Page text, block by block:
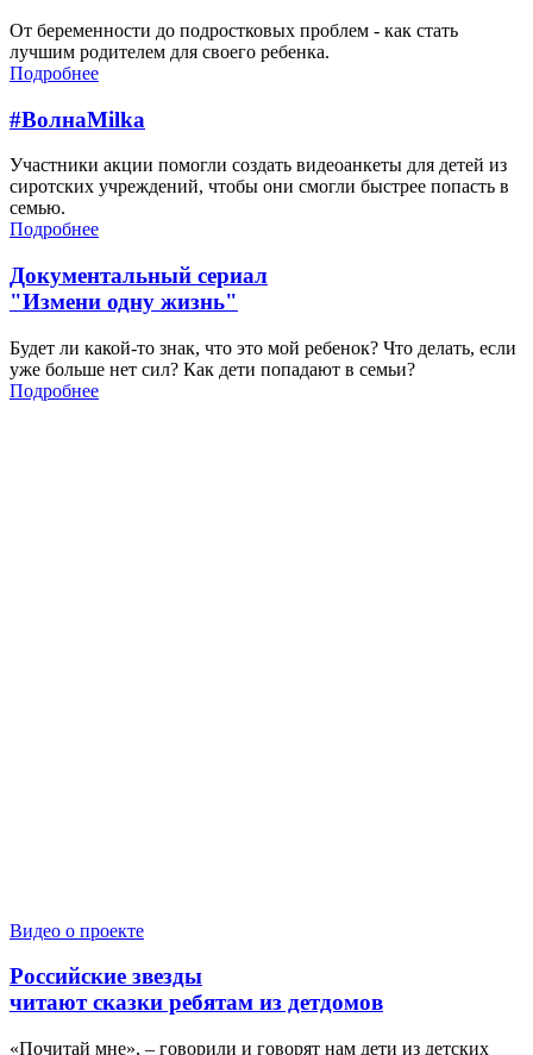
От беременности до подростковых проблем - как стать
лучшим родителем для своего ребенка.
Подробнее
#ВолнаMilka
Участники акции помогли создать видеоанкеты для детей из
сиротских учреждений, чтобы они смогли быстрее попасть в
семью.
Подробнее
Документальный сериал
"Измени одну жизнь"
Будет ли какой-то знак, что это мой ребенок? Что делать, если
уже больше нет сил? Как дети попадают в семьи?
Подробнее
Видео о проекте
Российские звезды
читают сказки ребятам из детдомов
«Почитай мне», – говорили и говорят нам дети из детских